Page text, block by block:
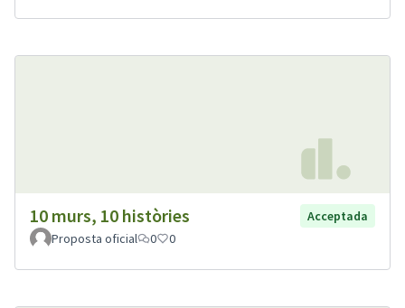
10 murs, 10 històries
Acceptada
Proposta oficial
0 0